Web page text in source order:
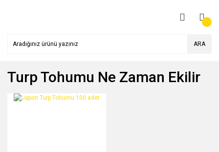
ARA
Turp Tohumu Ne Zaman Ekilir